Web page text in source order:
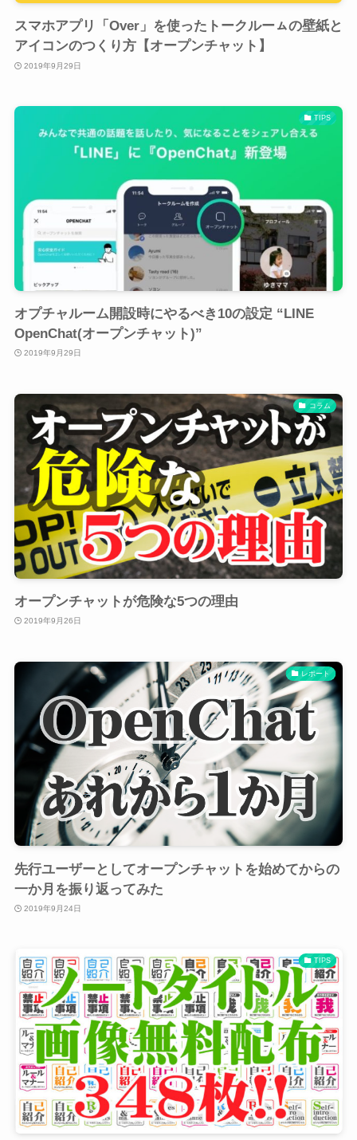
スマホアプリ「Over」を使ったトークルーㇺの壁紙と
アイコンのつくり方【オープンチャット】
2019年9月29日
TIPS
オプチャルーム開設時にやるべき10の設定 “LINE
OpenChat(オープンチャット)”
2019年9月29日
コラム
オープンチャットが危険な5つの理由
2019年9月26日
レポート
先行ユーザーとしてオープンチャットを始めてからの
一か月を振り返ってみた
2019年9月24日
TIPS